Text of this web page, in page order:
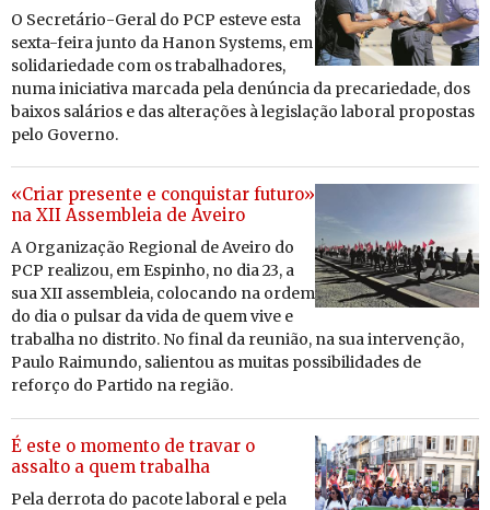
O Se­cre­tário-Geral do PCP es­teve esta
sexta-feira junto da Hanon Sys­tems, em
so­li­da­ri­e­dade com os tra­ba­lha­dores,
numa ini­ci­a­tiva mar­cada pela de­núncia da pre­ca­ri­e­dade, dos
baixos sa­lá­rios e das al­te­ra­ções à le­gis­lação la­boral pro­postas
pelo Go­verno.
«Criar presente e conquistar futuro»
na XII Assembleia de Aveiro
A Or­ga­ni­zação Re­gi­onal de Aveiro do
PCP re­a­lizou, em Es­pinho, no dia 23, a
sua XII as­sem­bleia, co­lo­cando na ordem
do dia o pulsar da vida de quem vive e
tra­balha no dis­trito. No final da reu­nião, na sua in­ter­venção,
Paulo Rai­mundo, sa­li­entou as muitas pos­si­bi­li­dades de
re­forço do Par­tido na re­gião.
É este o momento de travar o
assalto a quem trabalha
Pela der­rota do pa­cote la­boral e pela